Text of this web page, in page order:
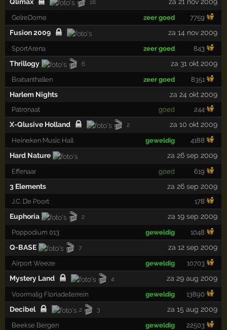
18
GelreDome zeer goed 7759
Fusion 2009 za 14 nov 2009
SportArena zeer goed 843
Thrillogy 🎬 6 za 31 okt 2009
Brabanthallen zeer goed 8351
Harlem Nights za 24 okt 2009
Patronaat goed 244
X-Qlusive Holland 🎬 2 za 10 okt 2009
Heineken Music Hall geweldig 4188
Hard Nature za 26 sep 2009
Effenaar goed 619
3 Elements za 26 sep 2009
J.C. De Poort 178
Euphoria 🎬 2 za 19 sep 2009
Poppodium 013 geweldig 1048
Q-BASE 🎬 7 za 12 sep 2009
Airport Weeze geweldig 10703
Mystery Land 🎬 4 za 29 aug 2009
Voormalig Floriadeterrein geweldig 13890
Decibel 2 🎬 3 za 15 aug 2009
Beekse Bergen geweldig 22503